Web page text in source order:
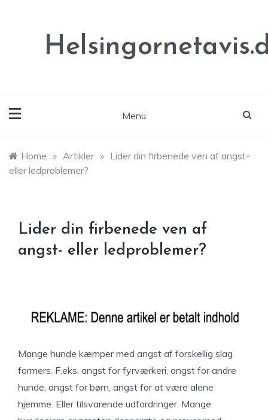
Menu
Home » Artikler » Lider din firbenede ven af angst-
eller ledproblemer?
Lider din firbenede ven af
angst- eller ledproblemer?
Mange hunde kæmper med angst af forskellig slag
formers. F.eks. angst for fyrværkeri, angst for andre
hunde, angst for børn, angst for at være alene
hjemme. Eller tilsvarende udfordringer. Mange